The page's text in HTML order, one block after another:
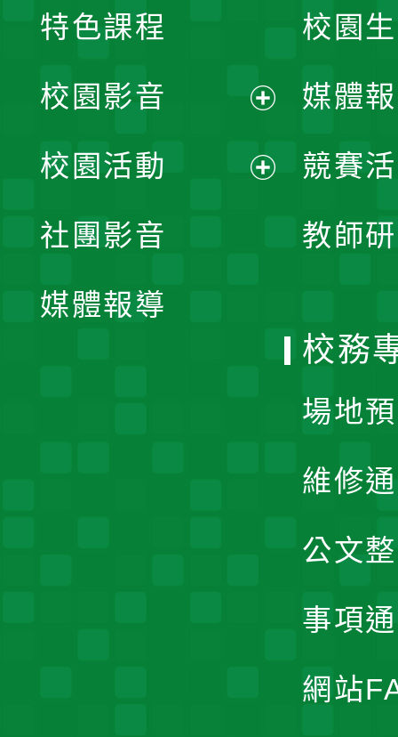
校園
媒體
競賽
教師
特色課程
校園影音
開
校園活動
社團影音
媒體報導
校務
場地
維修
公文
事項
網站